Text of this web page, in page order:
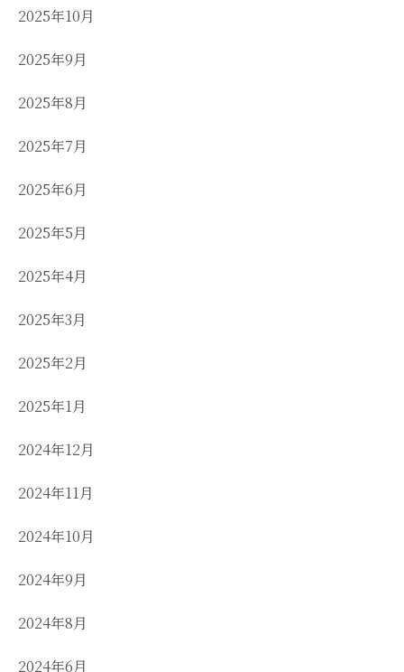
2025年10月
2025年9月
2025年8月
2025年7月
2025年6月
2025年5月
2025年4月
2025年3月
2025年2月
2025年1月
2024年12月
2024年11月
2024年10月
2024年9月
2024年8月
2024年6月